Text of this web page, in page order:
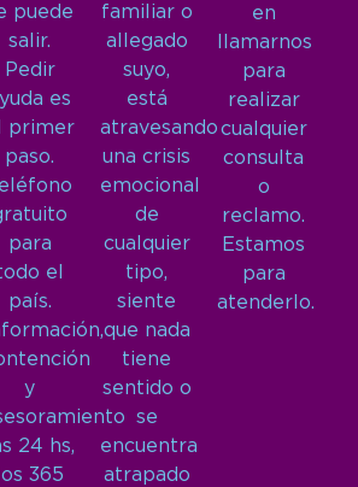
puede
salir.
Pedir
es
primer
paso.
para
el
país.
y
24 hs,
los 365
familiar o
allegado
suyo,
está
atravesando
una crisis
emocional
de
cualquier
tipo,
siente
que nada
tiene
sentido o
se
encuentra
atrapado
en
llamarnos
para
realizar
cualquier
consulta
o
reclamo.
Estamos
para
atenderlo.